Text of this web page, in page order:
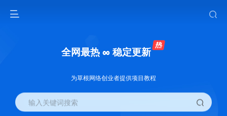
全网最热 ∞ 稳定更新
为草根网络创业者提供项目教程
输入关键词搜索